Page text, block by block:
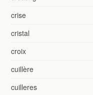
crise
cristal
croix
cuillère
cuilleres